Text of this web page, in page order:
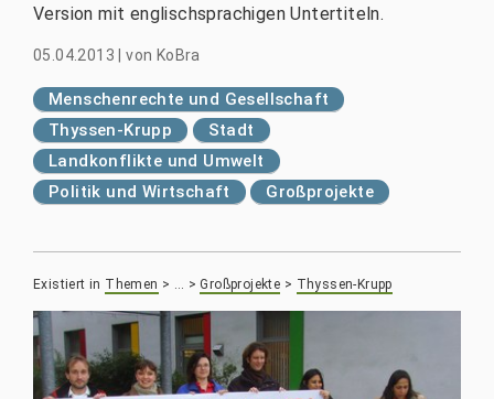
Version mit englischsprachigen Untertiteln.
05.04.2013 |von KoBra
Menschenrechte und Gesellschaft
Thyssen-Krupp
Stadt
Landkonflikte und Umwelt
Politik und Wirtschaft
Großprojekte
Existiert in Themen > … >Großprojekte > Thyssen-Krupp